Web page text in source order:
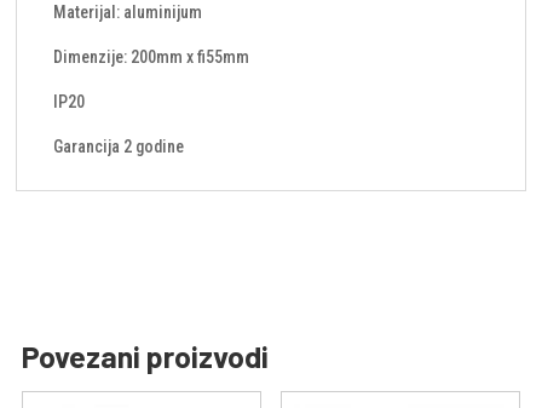
Materijal: aluminijum
Dimenzije: 200mm x fi55mm
IP20
Garancija 2 godine
Povezani proizvodi